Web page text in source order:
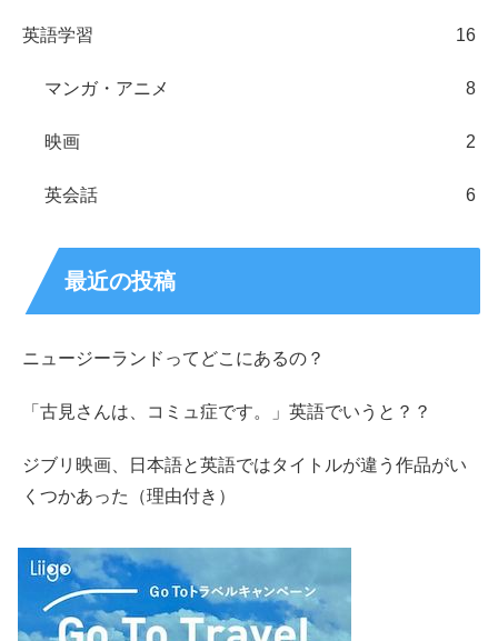
英語学習 16
マンガ・アニメ 8
映画 2
英会話 6
最近の投稿
ニュージーランドってどこにあるの？
「古見さんは、コミュ症です。」英語でいうと？？
ジブリ映画、日本語と英語ではタイトルが違う作品がい
くつかあった（理由付き）